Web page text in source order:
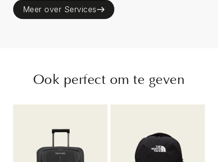
Meer over Services
Ook perfect om te geven